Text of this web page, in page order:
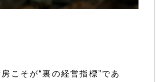
こそが“裏の経営指標”であ